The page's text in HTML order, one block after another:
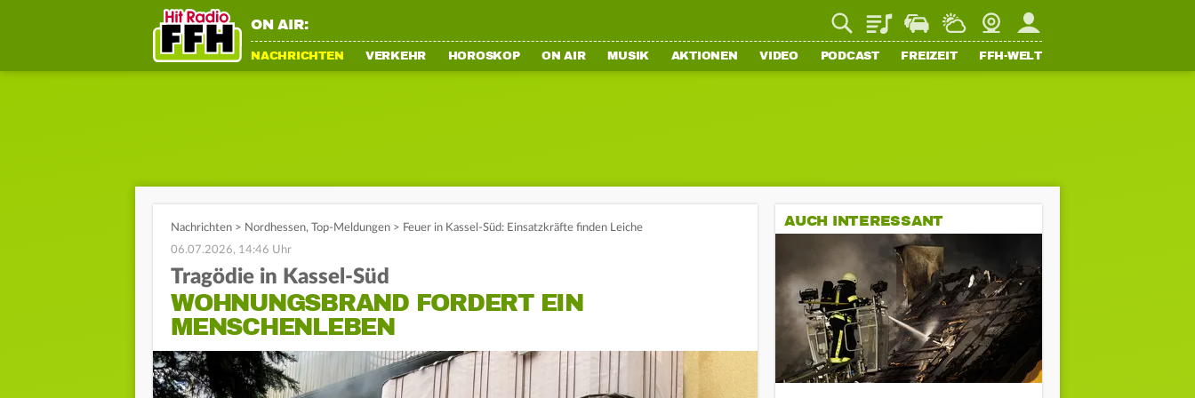
ON AIR: PlaylistStaupilotWetterWebcamMein FFH
NACHRICHTEN VERKEHR HOROSKOP ON AIR MUSIK AKTIONEN VIDEO PODCAST FREIZEIT FFH-WELT
Nachrichten > Nordhessen, Top-Meldungen > Feuer in Kassel-Süd: Einsatzkräfte finden Leiche
06.07.2026, 14:46 Uhr
Tragödie in Kassel-Süd
WOHNUNGSBRAND FORDERT EIN
MENSCHENLEBEN
AUCH INTERESSANT